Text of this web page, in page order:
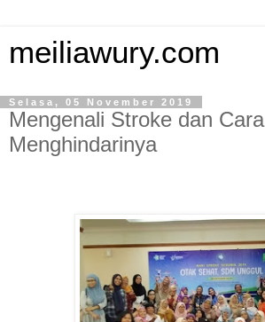
meiliawury.com
Selasa, 05 November 2019
Mengenali Stroke dan Cara
Menghindarinya